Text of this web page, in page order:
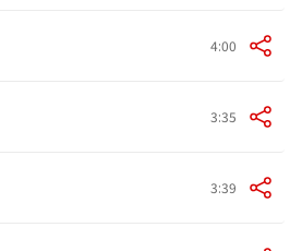
4:00
3:35
3:39